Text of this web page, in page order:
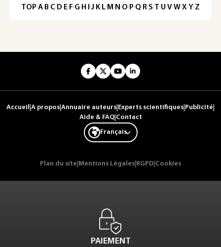
TOP·A·B·C·D·E·F·G·H·I·J·K·L·M·N·O·P·Q·R·S·T·U·V·W·X·Y·Z
Accueil A propos Annuaire auteurs Experts scientifiques Publicité
Aide & FAQ| Contact
Français
Plan du site Mentions Légales RGPD Cookies
PAIEMENT